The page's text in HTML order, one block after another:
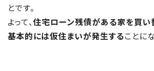
とです。
よって、住宅ローン残債がある家を買い
基本的には仮住まいが発生することに